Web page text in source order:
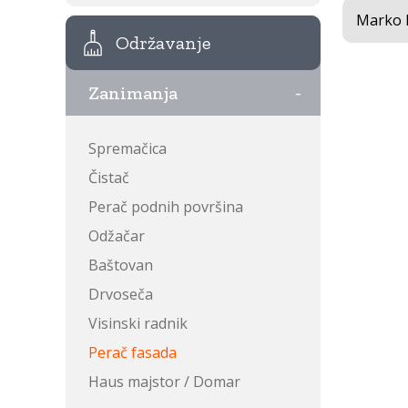
Održavanje
Zanimanja -
Spremačica
Čistač
Perač podnih površina
Odžačar
Baštovan
Drvoseča
Visinski radnik
Perač fasada
Haus majstor / Domar
Marko